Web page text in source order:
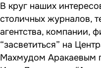
В круг наших
столичных журналов,
агентства, компании,
“засветиться” на
Махмудом Аракаевым